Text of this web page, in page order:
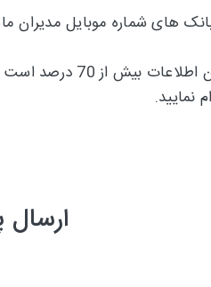
های شماره موبایل
70 درصد است و تقریبا 30 درصد
نمایید.